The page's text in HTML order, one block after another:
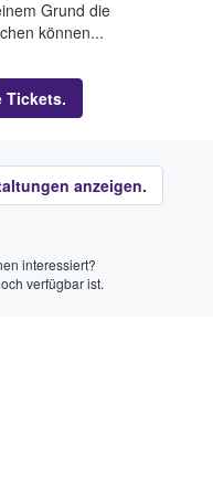
Grund die
können...
Tickets.
anzeigen.
interessiert?
verfügbar ist.